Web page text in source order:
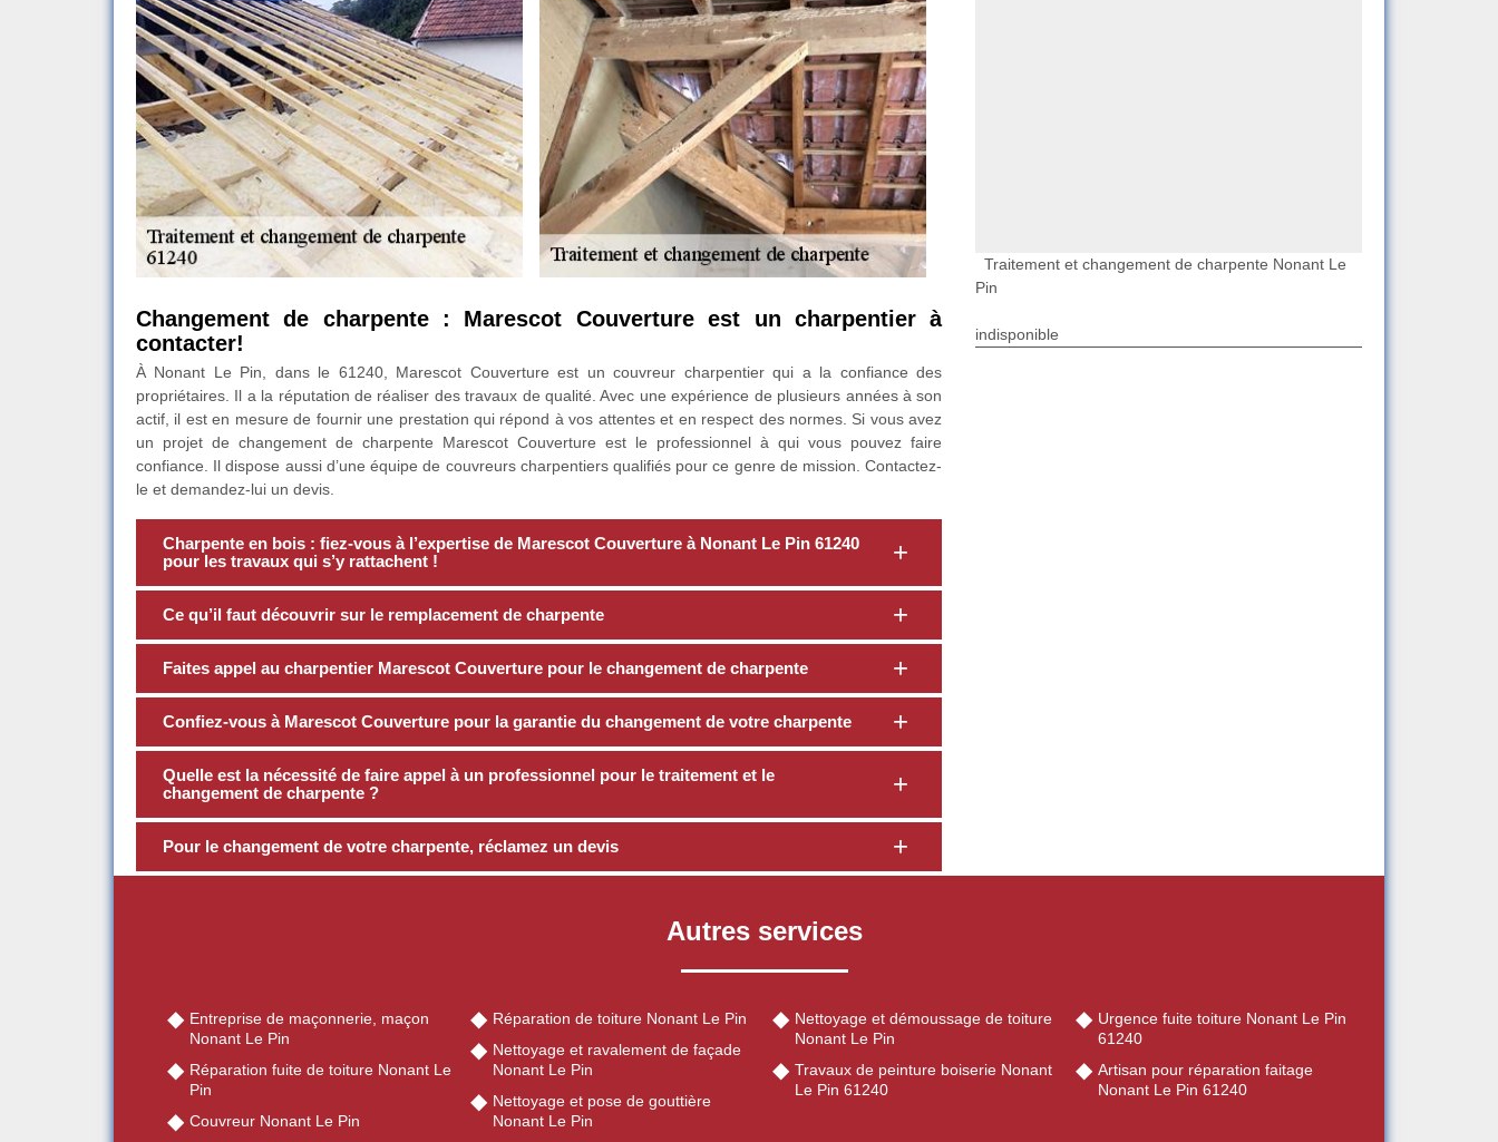
Changement de charpente : Marescot Couverture est un charpentier à
contacter!
À Nonant Le Pin, dans le 61240, Marescot Couverture est un couvreur charpentier qui a la confiance des
propriétaires. Il a la réputation de réaliser des travaux de qualité. Avec une expérience de plusieurs années à son
actif, il est en mesure de fournir une prestation qui répond à vos attentes et en respect des normes. Si vous avez
un projet de changement de charpente Marescot Couverture est le professionnel à qui vous pouvez faire
confiance. Il dispose aussi d’une équipe de couvreurs charpentiers qualifiés pour ce genre de mission. Contactez-
le et demandez-lui un devis.
Charpente en bois : fiez-vous à l’expertise de Marescot Couverture à Nonant Le Pin 61240
pour les travaux qui s’y rattachent !
Ce qu’il faut découvrir sur le remplacement de charpente
Faites appel au charpentier Marescot Couverture pour le changement de charpente
Confiez-vous à Marescot Couverture pour la garantie du changement de votre charpente
Quelle est la nécessité de faire appel à un professionnel pour le traitement et le
changement de charpente ?
Pour le changement de votre charpente, réclamez un devis
Traitement et changement de charpente Nonant Le
Pin
indisponible
Autres services
Entreprise de maçonnerie, maçon
Nonant Le Pin
Réparation fuite de toiture Nonant Le
Pin
Couvreur Nonant Le Pin
Réparation de toiture Nonant Le Pin
Nettoyage et ravalement de façade
Nonant Le Pin
Nettoyage et pose de gouttière
Nonant Le Pin
Nettoyage et démoussage de toiture
Nonant Le Pin
Travaux de peinture boiserie Nonant
Le Pin 61240
Urgence fuite toiture Nonant Le Pin
61240
Artisan pour réparation faitage
Nonant Le Pin 61240